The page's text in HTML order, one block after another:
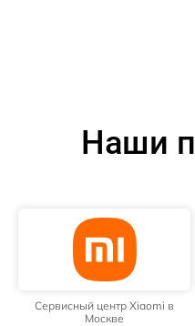
Наши
Сервисный центр Xiaomi в
Москве